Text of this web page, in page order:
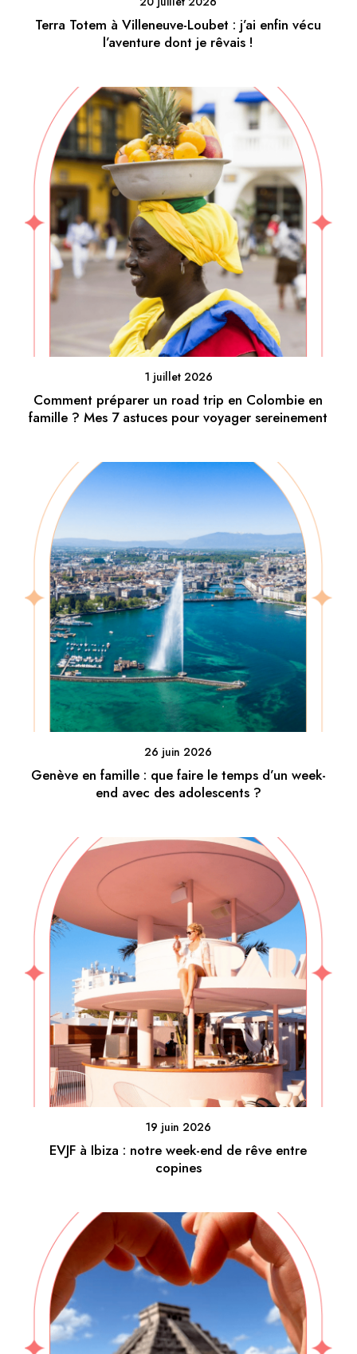
Terra Totem à Villeneuve-Loubet : j’ai enfin vécu
l’aventure dont je rêvais !
1 juillet 2026
Comment préparer un road trip en Colombie en
famille ? Mes 7 astuces pour voyager sereinement
26 juin 2026
Genève en famille : que faire le temps d’un week-
end avec des adolescents ?
19 juin 2026
EVJF à Ibiza : notre week-end de rêve entre
copines